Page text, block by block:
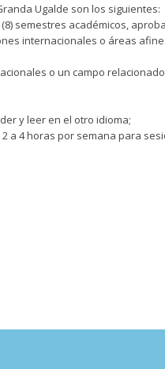
Ugalde son los siguientes:
semestres académicos,
internacionales o áreas
o un campo
y leer en el otro idioma;
a 4 horas por semana para